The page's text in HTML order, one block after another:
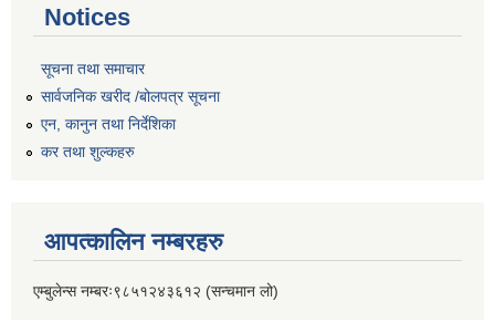
Notices
सूचना तथा समाचार
सार्वजनिक खरीद /बोलपत्र सूचना
एन, कानुन तथा निर्देशिका
कर तथा शुल्कहरु
आपत्कालिन नम्बरहरु
एम्बुलेन्स नम्बरः९८५१२४३६१२ (सन्चमान लो)